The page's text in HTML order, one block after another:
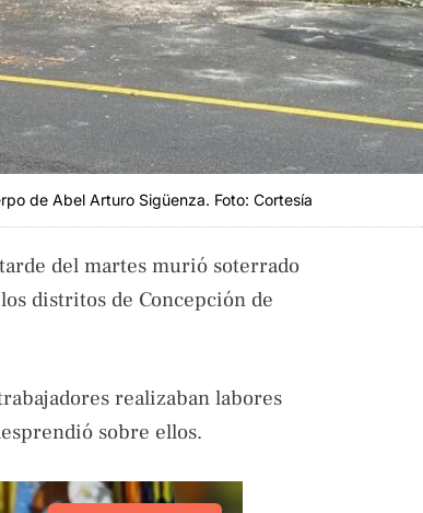
de Abel Arturo Sigüenza. Foto: Cortesía
del martes murió soterrado
distritos de Concepción de
realizaban labores
sobre ellos.